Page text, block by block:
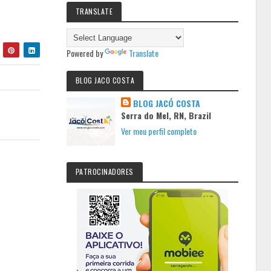
TRANSLATE
Powered by Translate
BLOG JACO COSTA
BLOG JACÓ COSTA
Serra do Mel, RN, Brazil
Ver meu perfil completo
PATROCINADORES